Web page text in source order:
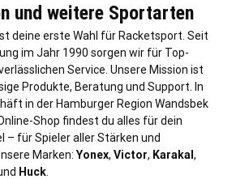
und weitere Sportarten
deine erste Wahl für Racketsport. Seit
im Jahr 1990 sorgen wir für Top-
Service. Unsere Mission ist
Produkte, Beratung und Support. In
in der Hamburger Region Wandsbek
Shop findest du alles für dein
– für Spieler aller Stärken und
Marken: Yonex, Victor, Karakal ,
Huck